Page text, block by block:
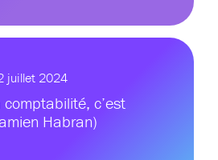
juillet 2024
c’est
Habran)